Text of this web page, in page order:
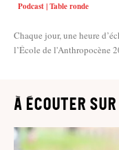
Podcast | Table ronde
Chaque jour, une heure
l’École de l'Anthropocène
à écouter sur